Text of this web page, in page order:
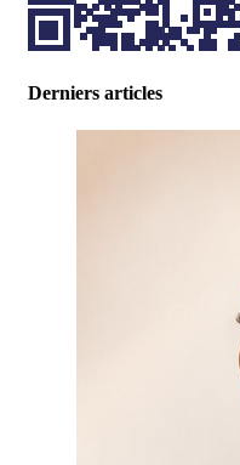
Derniers articles